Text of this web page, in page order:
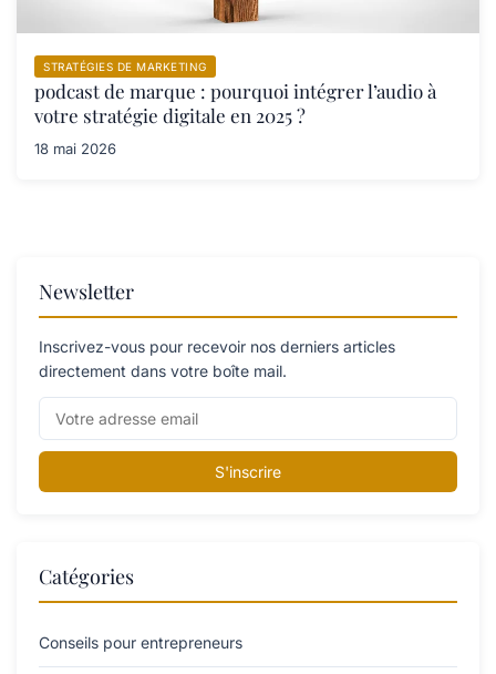
STRATÉGIES DE MARKETING
podcast de marque : pourquoi intégrer l’audio à
votre stratégie digitale en 2025 ?
18 mai 2026
Newsletter
Inscrivez-vous pour recevoir nos derniers articles
directement dans votre boîte mail.
S'inscrire
Catégories
Conseils pour entrepreneurs